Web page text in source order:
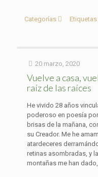
Categorías Etiquetas
20 marzo, 2020
Vuelve a casa,
raíz de las raíces
He vivido 28 años
poderoso en poesía
brisas de la mañana,
su Creador. Me he
atardeceres
retinas asombradas, y
montañas me han dado,